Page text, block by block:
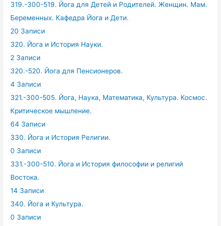
319.-300-519. Йога для Детей и Родителей. Женщин. Мам.
Беременных. Кафедра Йога и Дети.
20 Записи
320. Йога и История Науки.
2 Записи
320.-520. Йога для Пенсионеров.
4 Записи
321.-300-505. Йога, Наука, Математика, Культура. Космос.
Критическое мышление.
64 Записи
330. Йога и История Религии.
0 Записи
331.-300-510. Йога и История философии и религий
Востока.
14 Записи
340. Йога и Культура.
0 Записи